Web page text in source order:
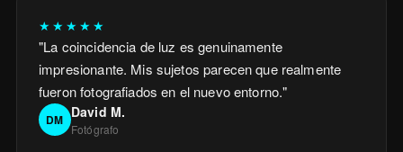
★★★★★
"La coincidencia de luz es genuinamente
impresionante. Mis sujetos parecen que realmente
fueron fotografiados en el nuevo entorno."
DM David M.
Fotógrafo